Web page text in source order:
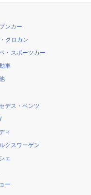
ンカー
クロカン
・スポーツカー
車
デス・ベンツ
ィ
クスワーゲン
ェ
ー